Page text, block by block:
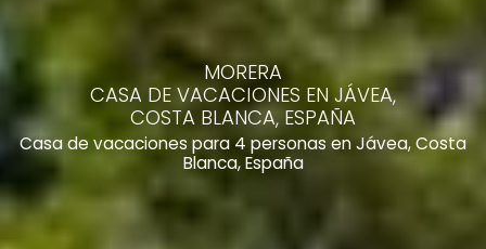
MORERA
CASA DE VACACIONES EN JÁVEA,
COSTA BLANCA, ESPAÑA
Casa de vacaciones para 4 personas en Jávea, Costa
Blanca, España